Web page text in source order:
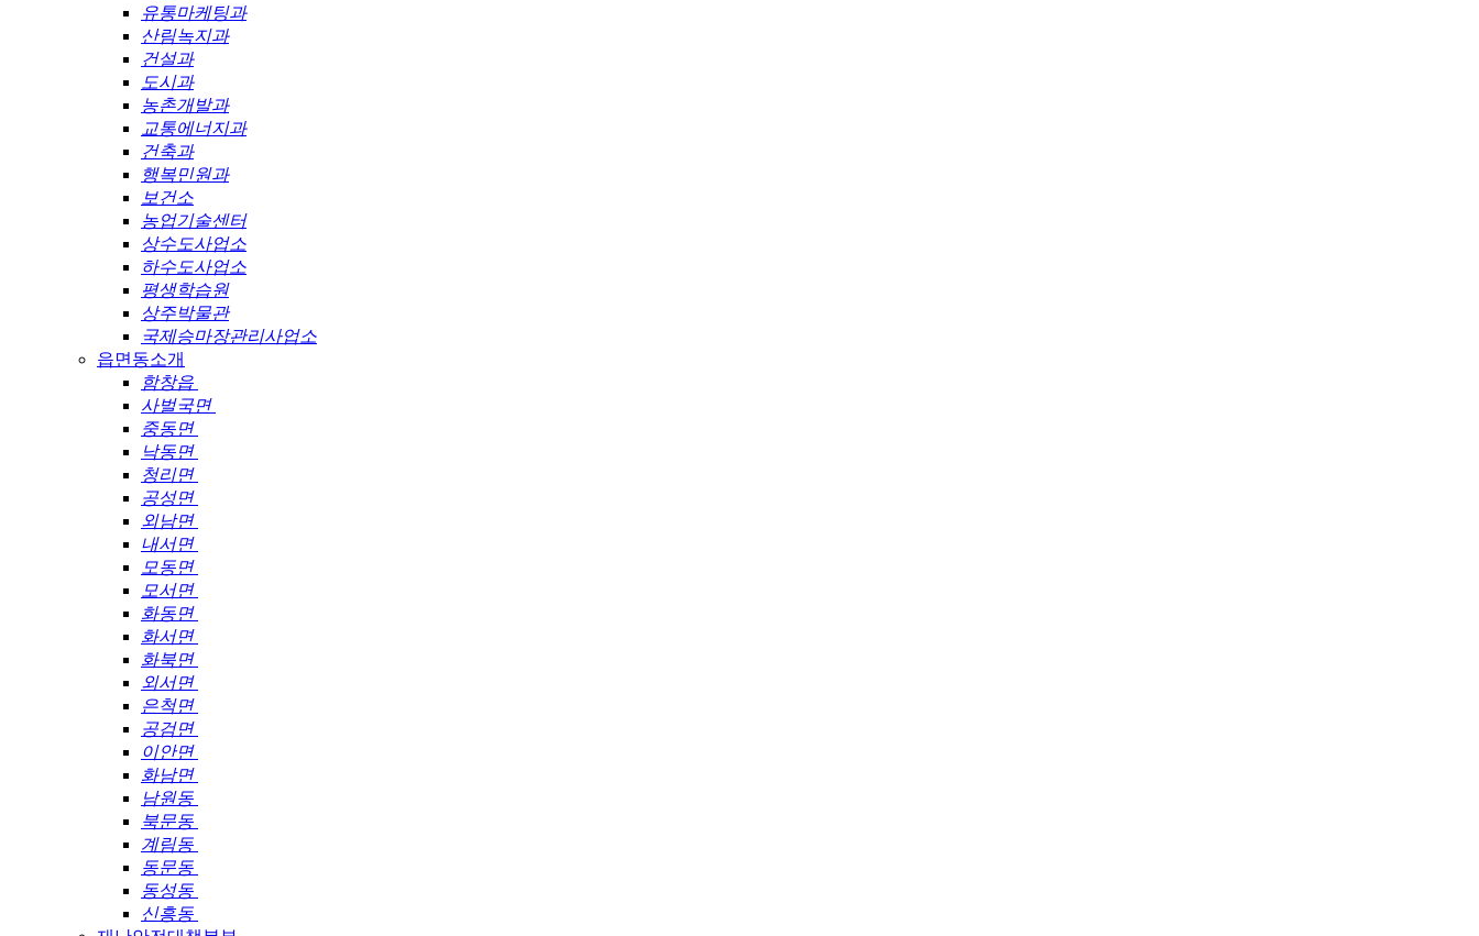
유통마케팅과
산림녹지과
건설과
도시과
농촌개발과
교통에너지과
건축과
행복민원과
보건소
농업기술센터
상수도사업소
하수도사업소
평생학습원
상주박물관
국제승마장관리사업소
읍면동소개
함창읍
사벌국면
중동면
낙동면
청리면
공성면
외남면
내서면
모동면
모서면
화동면
화서면
화북면
외서면
은척면
공검면
이안면
화남면
남원동
북문동
계림동
동문동
동성동
신흥동